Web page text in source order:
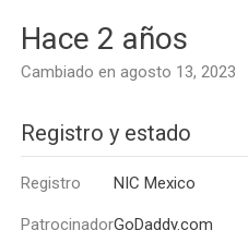
Hace 2 años
Cambiado en agosto 13, 2023
Registro y estado
Registro NIC Mexico
PatrocinadorGoDaddy.com